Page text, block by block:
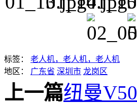
标签： 老人机，老人机，老人机
地区： 广东省 深圳市 龙岗区
上一篇纽曼V50